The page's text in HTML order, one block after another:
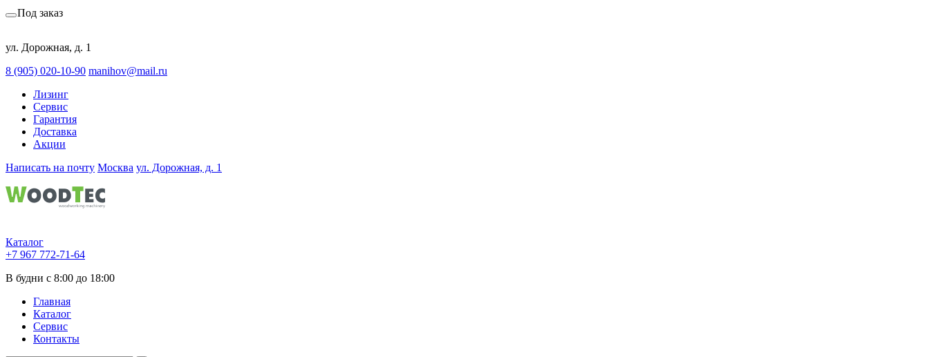
ул. Дорожная, д. 1
8 (905) 020-10-90 manihov@mail.ru
Лизинг
Сервис
Гарантия
Доставка
Акции
Написать на почту Москва ул. Дорожная, д. 1
Каталог
+7 967 772-71-64
В будни с 8:00 до 18:00
Главная
Каталог
Сервис
Контакты
Под заказ